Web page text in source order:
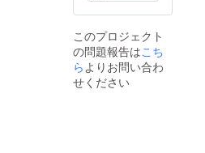
このプロジェクト
の問題報告はこち
らよりお問い合わ
せください